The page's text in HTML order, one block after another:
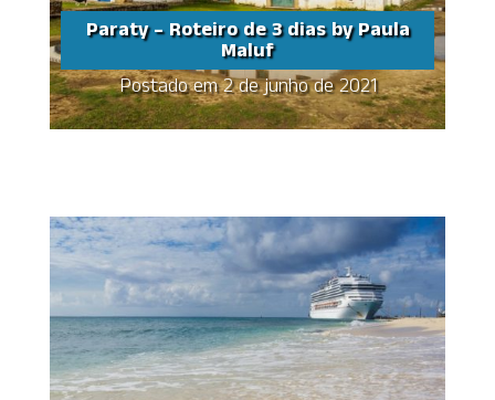
Paraty – Roteiro de 3 dias by Paula
Maluf
Postado em 2 de junho de 2021
Paraty – Roteiro de 3
dias by Paula Maluf